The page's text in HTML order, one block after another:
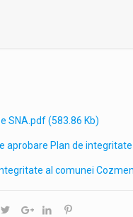
SNA.pdf(583.86 Kb)
aprobare Plan de
al comunei